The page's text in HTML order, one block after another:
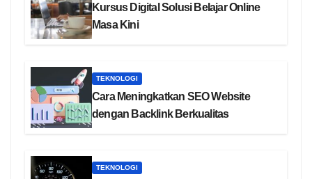
Kursus Digital Solusi Belajar Online
Masa Kini
TEKNOLOGI
Cara Meningkatkan SEO Website
dengan Backlink Berkualitas
TEKNOLOGI